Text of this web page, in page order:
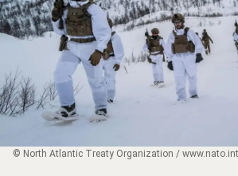
© North Atlantic Treaty Organization / www.nato.int